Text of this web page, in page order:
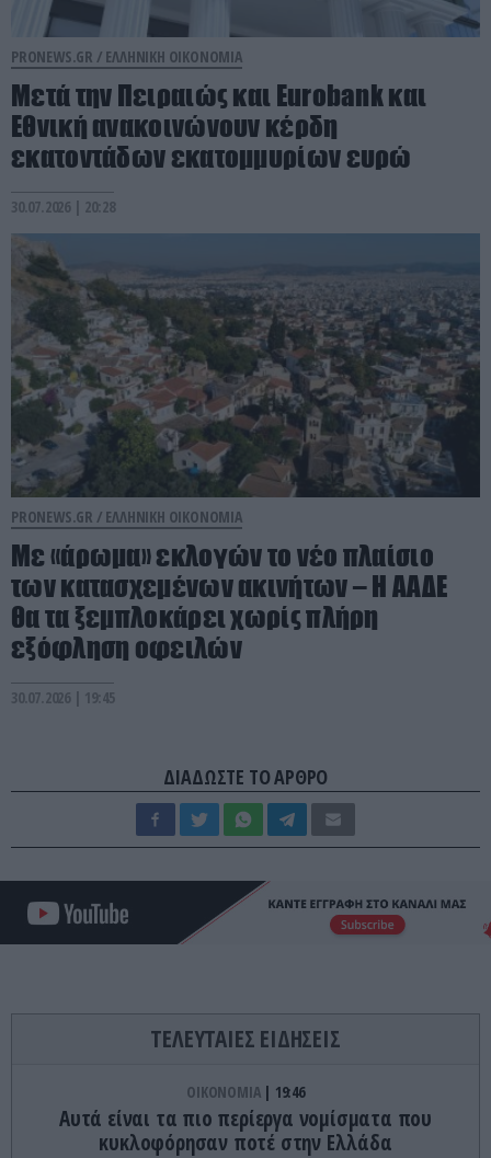
PRONEWS.GR / ΕΛΛΗΝΙΚΗ ΟΙΚΟΝΟΜΙΑ
Μετά την Πειραιώς και Eurobank και
Εθνική ανακοινώνουν κέρδη
εκατοντάδων εκατομμυρίων ευρώ
30.07.2026 | 20:28
PRONEWS.GR / ΕΛΛΗΝΙΚΗ ΟΙΚΟΝΟΜΙΑ
Με «άρωμα» εκλογών το νέο πλαίσιο
των κατασχεμένων ακινήτων – Η ΑΑΔΕ
θα τα ξεμπλοκάρει χωρίς πλήρη
εξόφληση οφειλών
30.07.2026 | 19:45
ΔΙΑΔΩΣΤΕ ΤΟ ΑΡΘΡΟ
ΤΕΛΕΥΤΑΙΕΣ ΕΙΔΗΣΕΙΣ
ΟΙΚΟΝΟΜΙΑ 19:46
Αυτά είναι τα πιο περίεργα νομίσματα που
κυκλοφόρησαν ποτέ στην Ελλάδα